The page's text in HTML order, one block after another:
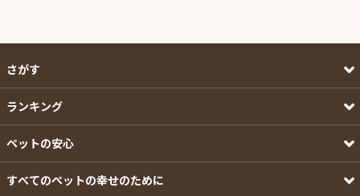
さがす
ランキング
ペットの安心
すべてのペットの幸せのために